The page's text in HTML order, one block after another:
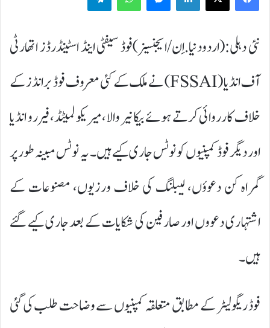
نئی دہلی:(اردودنیا.اِن/ایجنسیز)فوڈ سیفٹی اینڈ اسٹینڈرڈز اتھارٹی
آف انڈیا (FSSAI) نے ملک کے کئی معروف فوڈ برانڈز کے
خلاف کارروائی کرتے ہوئے بیکانیر والا، میریکو لمیٹڈ، فیررو انڈیا
اور دیگر فوڈ کمپنیوں کو نوٹس جاری کیے ہیں۔ یہ نوٹس مبینہ طور پر
گمراہ کن دعوؤں، لیبلنگ کی خلاف ورزیوں، مصنوعات کے
اشتہاری دعووں اور صارفین کی شکایات کے بعد جاری کیے گئے
ہیں۔
فوڈ ریگولیٹر کے مطابق متعلقہ کمپنیوں سے وضاحت طلب کی گئی